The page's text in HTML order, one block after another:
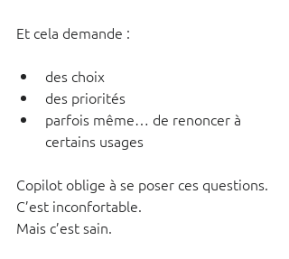
Et cela demande :
des choix
des priorités
parfois même… de renoncer à
certains usages
Copilot oblige à se poser ces questions.
C’est inconfortable.
Mais c’est sain.